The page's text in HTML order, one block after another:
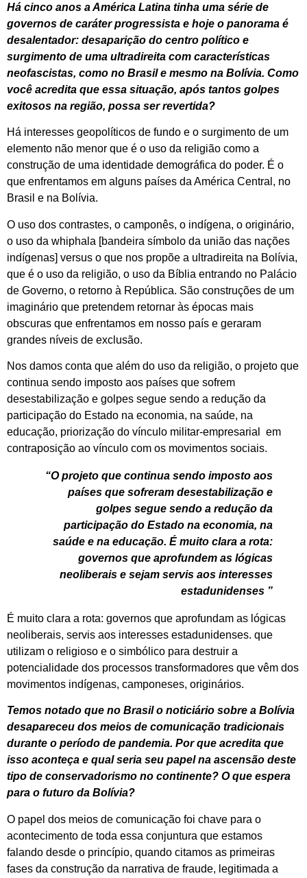
Há cinco anos a América Latina tinha uma série de
governos de caráter progressista e hoje o panorama é
desalentador: desaparição do centro político e
surgimento de uma ultradireita com características
neofascistas, como no Brasil e mesmo na Bolívia. Como
você acredita que essa situação, após tantos golpes
exitosos na região, possa ser revertida?
Há interesses geopolíticos de fundo e o surgimento de um
elemento não menor que é o uso da religião como a
construção de uma identidade demográfica do poder. É o
que enfrentamos em alguns países da América Central, no
Brasil e na Bolívia.
O uso dos contrastes, o camponês, o indígena, o originário,
o uso da whiphala [bandeira símbolo da união das nações
indígenas] versus o que nos propõe a ultradireita na Bolívia,
que é o uso da religião, o uso da Bíblia entrando no Palácio
de Governo, o retorno à República. São construções de um
imaginário que pretendem retornar às épocas mais
obscuras que enfrentamos em nosso país e geraram
grandes níveis de exclusão.
Nos damos conta que além do uso da religião, o projeto que
continua sendo imposto aos países que sofrem
desestabilização e golpes segue sendo a redução da
participação do Estado na economia, na saúde, na
educação, priorização do vínculo militar-empresarial em
contraposição ao vínculo com os movimentos sociais.
“O projeto que continua sendo imposto aos
países que sofreram desestabilização e
golpes segue sendo a redução da
participação do Estado na economia, na
saúde e na educação. É muito clara a rota:
governos que aprofundem as lógicas
neoliberais e sejam servis aos interesses
estadunidenses ”
É muito clara a rota: governos que aprofundam as lógicas
neoliberais, servis aos interesses estadunidenses. que
utilizam o religioso e o simbólico para destruir a
potencialidade dos processos transformadores que vêm dos
movimentos indígenas, camponeses, originários.
Temos notado que no Brasil o noticiário sobre a Bolívia
desapareceu dos meios de comunicação tradicionais
durante o período de pandemia. Por que acredita que
isso aconteça e qual seria seu papel na ascensão deste
tipo de conservadorismo no continente? O que espera
para o futuro da Bolívia?
O papel dos meios de comunicação foi chave para o
acontecimento de toda essa conjuntura que estamos
falando desde o princípio, quando citamos as primeiras
fases da construção da narrativa de fraude, legitimada a